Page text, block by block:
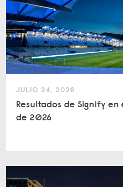
JULIO 24, 2026
Resultados de Signify
de 2026